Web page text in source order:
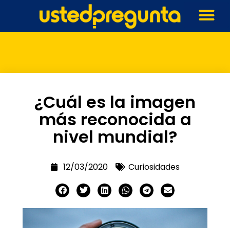
¿Cuál es la imagen
más reconocida a
nivel mundial?
12/03/2020 Curiosidades